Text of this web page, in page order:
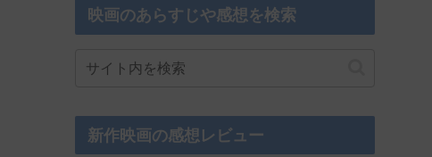
映画のあらすじや感想を検索
新作映画の感想レビュー